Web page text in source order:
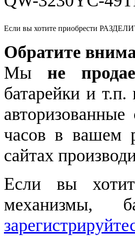
Если вы хотите приобрести
Обратите
Мы не
батарейки и т.п.
часов в вашем
сайтах
Если вы
механизмы,